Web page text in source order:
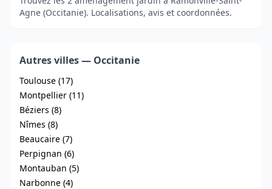
Agne (Occitanie). Localisations, avis et coordonnées.
Autres villes — Occitanie
Toulouse (17)
Montpellier (11)
Béziers (8)
Nîmes (8)
Beaucaire (7)
Perpignan (6)
Montauban (5)
Narbonne (4)